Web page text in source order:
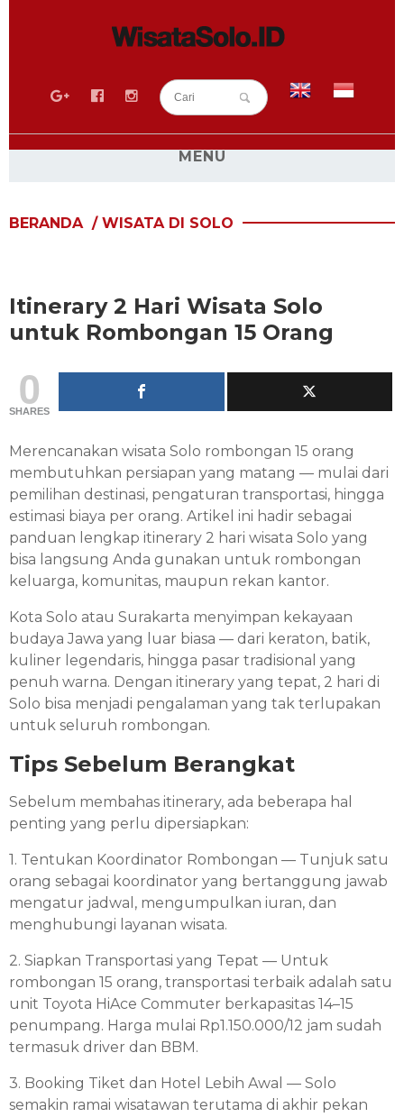
MENU
SEPUTAR SOLO
WISATA KULINER SOLO
SEWA MOBIL SOLO
SEWA HIACE SOLO
BERANDA/ WISATA DI SOLO
Itinerary 2 Hari Wisata Solo
untuk Rombongan 15 Orang
0
SHARES
Merencanakan wisata Solo rombongan 15 orang
membutuhkan persiapan yang matang — mulai dari
pemilihan destinasi, pengaturan transportasi, hingga
estimasi biaya per orang. Artikel ini hadir sebagai
panduan lengkap itinerary 2 hari wisata Solo yang
bisa langsung Anda gunakan untuk rombongan
keluarga, komunitas, maupun rekan kantor.
Kota Solo atau Surakarta menyimpan kekayaan
budaya Jawa yang luar biasa — dari keraton, batik,
kuliner legendaris, hingga pasar tradisional yang
penuh warna. Dengan itinerary yang tepat, 2 hari di
Solo bisa menjadi pengalaman yang tak terlupakan
untuk seluruh rombongan.
Tips Sebelum Berangkat
Sebelum membahas itinerary, ada beberapa hal
penting yang perlu dipersiapkan:
1. Tentukan Koordinator Rombongan — Tunjuk satu
orang sebagai koordinator yang bertanggung jawab
mengatur jadwal, mengumpulkan iuran, dan
menghubungi layanan wisata.
2. Siapkan Transportasi yang Tepat — Untuk
rombongan 15 orang, transportasi terbaik adalah satu
unit Toyota HiAce Commuter berkapasitas 14–15
penumpang. Harga mulai Rp1.150.000/12 jam sudah
termasuk driver dan BBM.
3. Booking Tiket dan Hotel Lebih Awal — Solo
semakin ramai wisatawan terutama di akhir pekan